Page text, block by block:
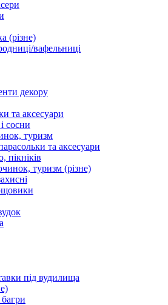
(різне)
вафельниці
декору
та аксесуари
сосни
туризм
та аксесуари
пікніків
туризм (різне)
під вудилища